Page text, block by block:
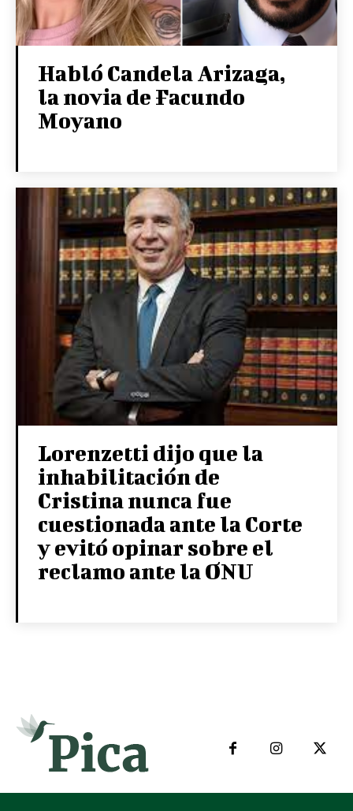
Habló Candela Arizaga,
la novia de Facundo
Moyano
Lorenzetti dijo que la
inhabilitación de
Cristina nunca fue
cuestionada ante la Corte
y evitó opinar sobre el
reclamo ante la ONU